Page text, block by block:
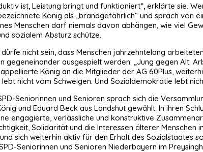
ist, Leistung bringt und funktioniert“, erklärte sie.
König als „brandgefährlich“ und sprach von
Menschen darf niemals davon abhängen, wie viel
sozialem Absturz schütze.
nicht sein, dass Menschen jahrzehntelang
ausgespielt werden: „Jung gegen Alt.
König an die Mitglieder der AG 60Plus,
nicht vom Schweigen. Und Sozialdemokratie lebt
Seniorinnen und Senioren sprach sich die
und Eduard Beck aus Landshut gewählt. In ihren
engagierte, verlässliche und konstruktive
Solidarität und die Interessen älterer Menschen
sich weiterhin aktiv für den Erhalt des Sozialstaates
Seniorinnen und Senioren Niederbayern im